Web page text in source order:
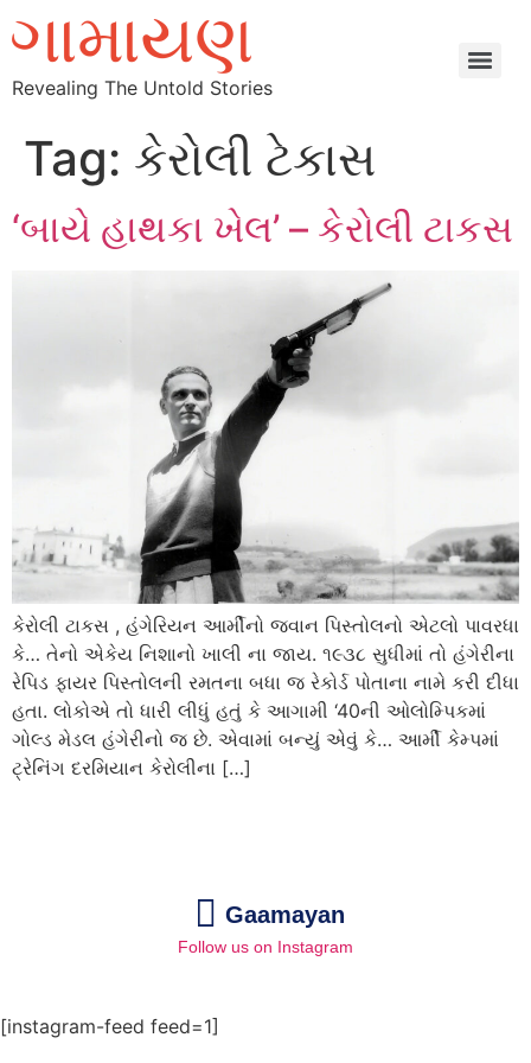
Revealing The Untold Stories
Tag: કેરોલી ટેકાસ
‘બાયે હાથકા ખેલ’ – કેરોલી ટાકસ
કેરોલી ટાકસ , હંગેરિયન આર્મીનો જવાન પિસ્તોલનો એટલો પાવરધા
કે… તેનો એકેય નિશાનો ખાલી ના જાય. ૧૯૩૮ સુધીમાં તો હંગેરીના
રેપિડ ફાયર પિસ્તોલની રમતના બધા જ રેકોર્ડ પોતાના નામે કરી દીધા
હતા. લોકોએ તો ધારી લીધું હતું કે આગામી ‘40ની ઓલોમ્પિકમાં
ગોલ્ડ મેડલ હંગેરીનો જ છે. એવામાં બન્યું એવું કે… આર્મી કેમ્પમાં
ટ્રેનિંગ દરમિયાન કેરોલીના […]
Gaamayan
Follow us on Instagram
[instagram-feed feed=1]